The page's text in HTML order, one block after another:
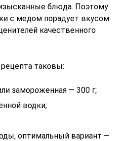
блюда. Поэтому
с медом порадует вкусом
качественного
таковы:
замороженная — 300 г;
водки;
оптимальный вариант —